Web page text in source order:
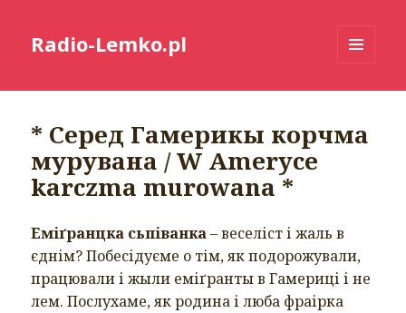
Radio-Lemko.pl
* Серед Гамерикы корчма
мурувана / W Ameryce
karczma murowana *
Еміґранцка сьпіванка– веселіст і жаль в
єднім? Побесідуєме о тім, як подорожували,
працювали і жыли еміґранты в Гамериці і не
лем. Послухаме, як родина і люба фраірка